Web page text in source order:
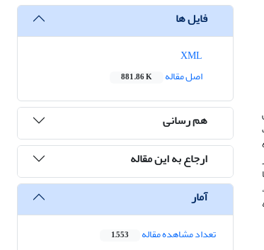
فایل ها
اصل مقاله
881.86 K
هم رسانی
ارجاع به این مقاله
آمار
تعداد مشاهده مقاله 1,553